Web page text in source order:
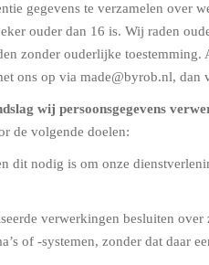
gegevens te verzamelen over
ouder dan 16 is. Wij raden
zonder ouderlijke
ons op via made@byrob.nl,
wij persoonsgegevens
de volgende doelen:
dit nodig is om onze
verwerkingen besluiten
of -systemen, zonder dat daar